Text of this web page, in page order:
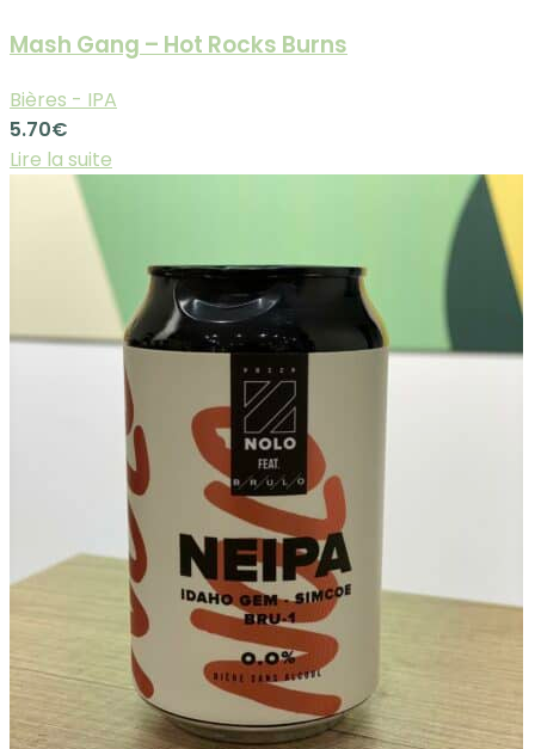
Mash Gang – Hot Rocks Burns
Bières - IPA
5.70€
Lire la suite